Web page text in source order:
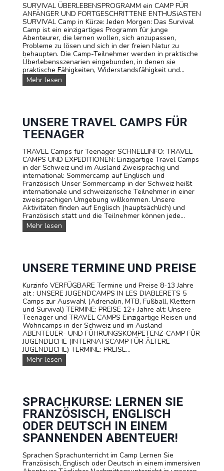
R
T
T
E
E
N
A
G
E
C
T
A
R
F
A
SURVIVAL ÜBERLEBENSPROGRAMM ein CAMP FÜR
ANFÄNGER UND FORTGESCHRITTENE ENTHUSiASTEN
SURVIVAL Camp in Kürze: Jeden Morgen: Das Survival
Camp ist ein einzigartiges Programm für junge
Abenteurer, die lernen wollen, sich anzupassen,
Probleme zu lösen und sich in der freien Natur zu
behaupten. Die Camp-Teilnehmer werden in praktische
Überlebensszenarien eingebunden, in denen sie
praktische Fähigkeiten, Widerstandsfähigkeit und...
Mehr lesen
U
V
A
L
S
O
M
M
E
R
C
A
M
I
R
S
H
W
E
I
Z
UNSERE TRAVEL CAMPS FÜR
TEENAGER
TRAVEL Camps für Teenager SCHNELLINFO: TRAVEL
CAMPS UND EXPEDITIONEN: Einzigartige Travel Camps
in der Schweiz und im Ausland Zweisprachig und
international: Sommercamp auf Englisch und
Französisch Unser Sommercamp in der Schweiz heißt
internationale und schweizerische Teilnehmer in einer
zweisprachigen Umgebung willkommen. Unsere
Aktivitäten finden auf Englisch (hauptsächlich) und
Französisch statt und die Teilnehmer können jede...
Mehr lesen
n
e
T
R
A
V
E
L
C
a
m
p
s
e
n
a
g
e
r
UNSERE TERMINE UND PREISE
Kurzinfo VERFÜGBARE Termine und Preise 8-13 Jahre
alt : UNSERE JUGENDCAMPS IN LES DIABLERETS 5
Camps zur Auswahl (Adrenalin, MTB, Fußball, Klettern
und Survival) TERMINE: PREISE 12+ Jahre alt: Unsere
Teenager und TRAVEL CAMPS Einzigartige Reisen und
Wohncamps in der Schweiz und im Ausland
ABENTEUER- UND FÜHRUNGSKOMPETENZ-CAMP FÜR
JUGENDLICHE (INTERNATSCAMP FÜR ÄLTERE
JUGENDLICHE) TERMINE: PREISE...
Mehr lesen
n
e
T
e
r
m
e
u
SPRACHKURSE: LERNEN SIE
FRANZÖSISCH, ENGLISCH
ODER DEUTSCH IN EINEM
SPANNENDEN ABENTEUER!
Sprachen Sprachunterricht im Camp Lernen Sie
Französisch, Englisch oder Deutsch in einem immersiven